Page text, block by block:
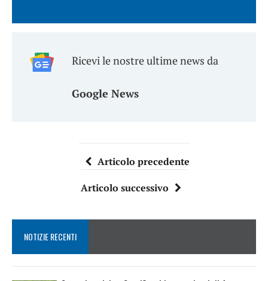
Ricevi le nostre ultime news da
Google News
Articolo precedente
Articolo successivo
NOTIZIE RECENTI